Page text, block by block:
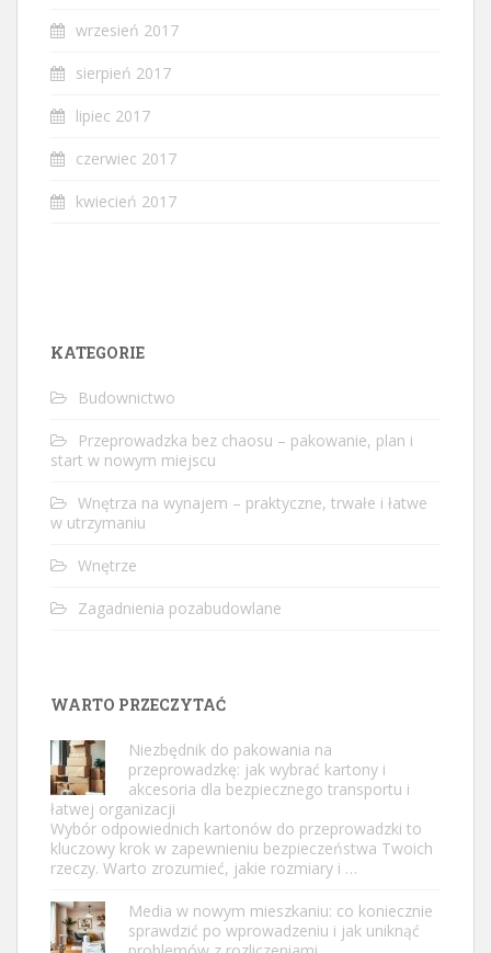
wrzesień 2017
sierpień 2017
lipiec 2017
czerwiec 2017
kwiecień 2017
KATEGORIE
Budownictwo
Przeprowadzka bez chaosu – pakowanie, plan i
start w nowym miejscu
Wnętrza na wynajem – praktyczne, trwałe i łatwe
w utrzymaniu
Wnętrze
Zagadnienia pozabudowlane
WARTO PRZECZYTAĆ
Niezbędnik do pakowania na
przeprowadzkę: jak wybrać kartony i
akcesoria dla bezpiecznego transportu i
łatwej organizacji
Wybór odpowiednich kartonów do przeprowadzki to
kluczowy krok w zapewnieniu bezpieczeństwa Twoich
rzeczy. Warto zrozumieć, jakie rozmiary i …
Media w nowym mieszkaniu: co koniecznie
sprawdzić po wprowadzeniu i jak uniknąć